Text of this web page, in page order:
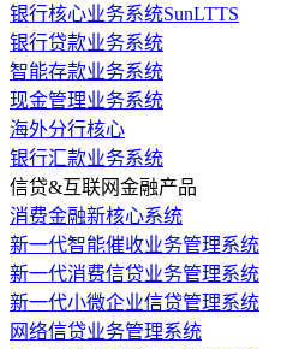
银行核心业务系统SunLTTS
银行贷款业务系统
智能存款业务系统
现金管理业务系统
海外分行核心
银行汇款业务系统
信贷&互联网金融产品
消费金融新核心系统
新一代智能催收业务管理系统
新一代消费信贷业务管理系统
新一代小微企业信贷管理系统
网络信贷业务管理系统